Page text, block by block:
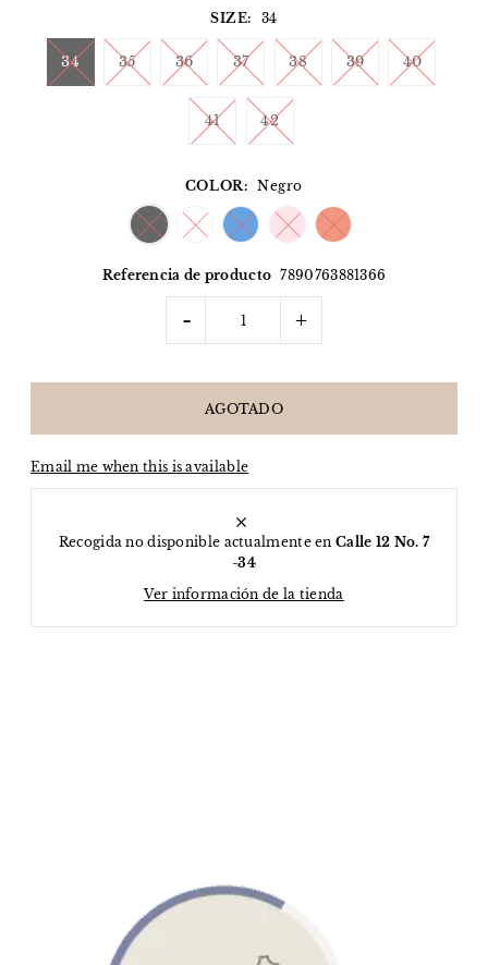
SIZE: 34
34 35 36 37 38 39 40
41 42
COLOR: Negro
Referencia de producto 7890763881366
- +
Email me when this is available
Recogida no disponible actualmente enCalle 12 No. 7
-34
Ver información de la tienda